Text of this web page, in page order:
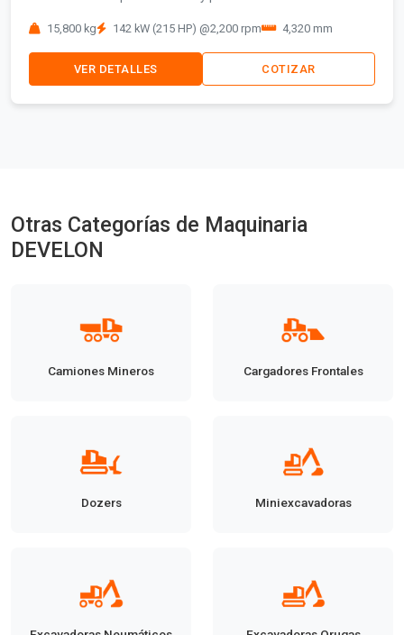
15,800 kg 142 kW (215 HP) @2,200 rpm 4,320 mm
VER DETALLES COTIZAR
Otras Categorías de Maquinaria
DEVELON
Camiones Mineros Cargadores Frontales
Dozers Miniexcavadoras